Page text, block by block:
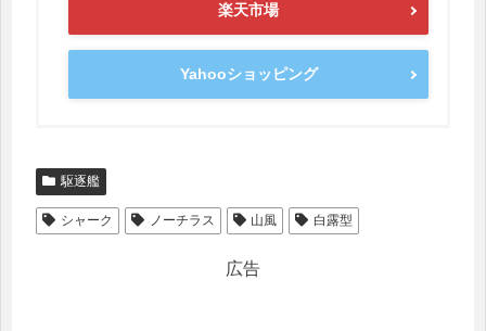
楽天市場
Yahooショッピング
駆逐艦
シャーク ノーチラス 山風 白露型
広告